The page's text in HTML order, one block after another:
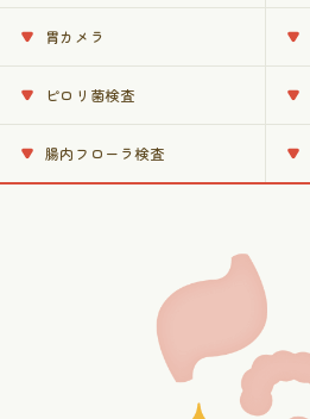
胃カメラ
ピロリ菌検査
腸内フローラ検査